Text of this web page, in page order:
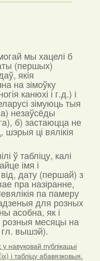
мы хацелі б
(першых)
якія
на зімоўку
канюхі і г.д.) і
зімуюць тыя
незаўсёды
б) застаюцца не
шэрыя ці вялікія
ў табліцу, калі
імя і
від, дату (першай) з
пра назіранне,
па памеру
для розных
асобна, як і
розныя месяцы на
гл. вышэй).
навуковай публікацыі
і табліцу абавязковыя.